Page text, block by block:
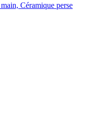
Céramique perse